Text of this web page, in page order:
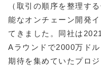
（取引の順序を整理す
能なオンチェーン開発
てきました。同社は
Aラウンドで2000万ド
期待を集めていたプロジ